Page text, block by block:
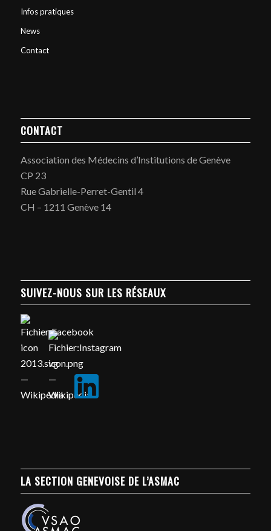
Infos pratiques
News
Contact
CONTACT
Association des Médecins d’Institutions de Genève
CP 23
Rue Gabrielle-Perret-Gentil 4
CH – 1211 Genève 14
SUIVEZ-NOUS SUR LES RÉSEAUX
LA SECTION GENEVOISE DE L’ASMAC